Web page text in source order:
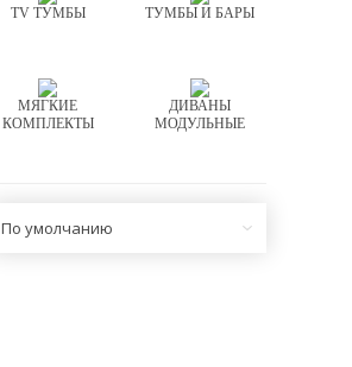
TV ТУМБЫ ТУМБЫ И БАРЫ
МЯГКИЕ
КОМПЛЕКТЫ
ДИВАНЫ
МОДУЛЬНЫЕ
По умолчанию